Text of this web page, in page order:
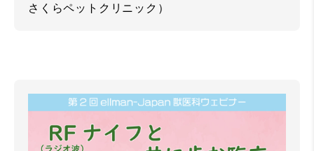
さくらペットクリニック）